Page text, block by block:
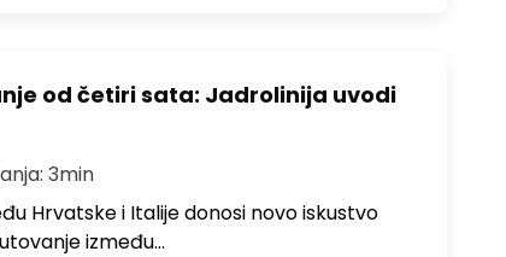
od četiri sata: Jadrolinija uvodi
3min
Hrvatske i Italije donosi novo iskustvo
između…